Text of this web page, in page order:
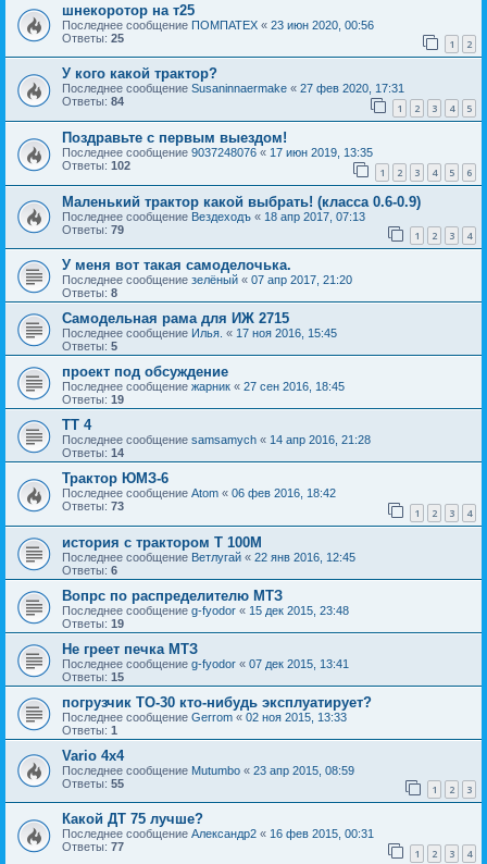
шнекоротор на т25
Последнее сообщение ПОМПАТЕХ « 23 июн 2020, 00:56
Ответы: 25 1 2
У кого какой трактор?
Последнее сообщение Susaninnaermake « 27 фев 2020, 17:31
Ответы: 84 1 2 3 4 5
Поздравьте с первым выездом!
Последнее сообщение 9037248076 « 17 июн 2019, 13:35
Ответы: 102 1 2 3 4 5 6
Маленький трактор какой выбрать! (класса 0.6-0.9)
Последнее сообщение Вездеходъ « 18 апр 2017, 07:13
Ответы: 79 1 2 3 4
У меня вот такая самоделочька.
Последнее сообщение зелёный « 07 апр 2017, 21:20
Ответы: 8
Самодельная рама для ИЖ 2715
Последнее сообщение Илья. « 17 ноя 2016, 15:45
Ответы: 5
проект под обсуждение
Последнее сообщение жарник « 27 сен 2016, 18:45
Ответы: 19
ТТ 4
Последнее сообщение samsamych « 14 апр 2016, 21:28
Ответы: 14
Трактор ЮМЗ-6
Последнее сообщение Atom « 06 фев 2016, 18:42
Ответы: 73 1 2 3 4
история с трактором Т 100М
Последнее сообщение Ветлугай « 22 янв 2016, 12:45
Ответы: 6
Вопрс по распределителю МТЗ
Последнее сообщение g-fyodor « 15 дек 2015, 23:48
Ответы: 19
Не греет печка МТЗ
Последнее сообщение g-fyodor « 07 дек 2015, 13:41
Ответы: 15
погрузчик ТО-30 кто-нибудь эксплуатирует?
Последнее сообщение Gerrom « 02 ноя 2015, 13:33
Ответы: 1
Vario 4x4
Последнее сообщение Mutumbo « 23 апр 2015, 08:59
Ответы: 55 1 2 3
Какой ДТ 75 лучше?
Последнее сообщение Александр2 « 16 фев 2015, 00:31
Ответы: 77 1 2 3 4